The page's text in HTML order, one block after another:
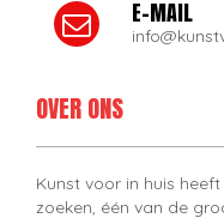
E-MAIL
OVER ONS
Kunst voor in huis
zoeken, één van de